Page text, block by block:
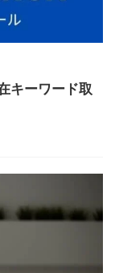
キーワード取